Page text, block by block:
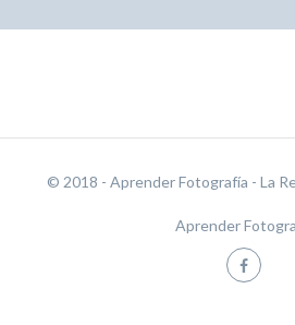
© 2018 - Aprender Fotografía - La
Aprender